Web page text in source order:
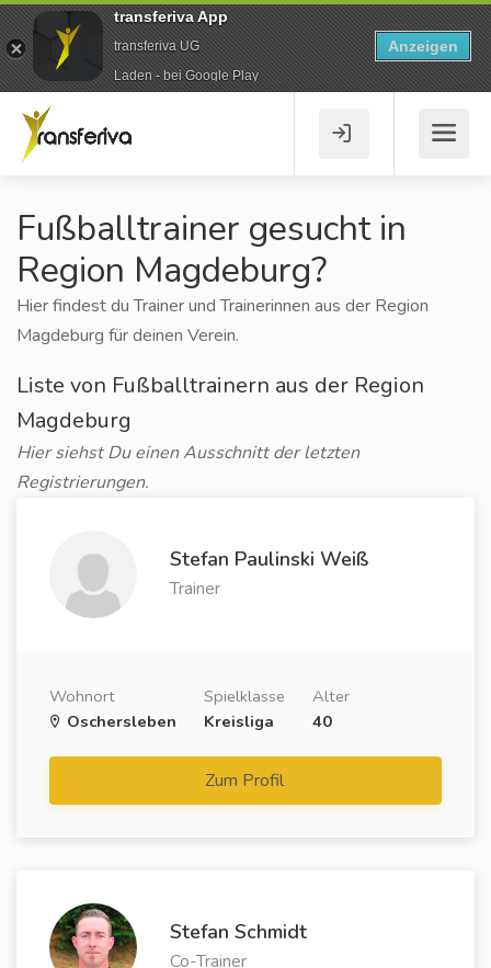
Fußballtrainer gesucht in
Region Magdeburg?
Hier findest du Trainer und Trainerinnen aus der Region
Magdeburg für deinen Verein.
Liste von Fußballtrainern aus der Region
Magdeburg
Hier siehst Du einen Ausschnitt der letzten
Registrierungen.
Stefan Paulinski Weiß
Trainer
Wohnort
Oschersleben
Spielklasse
Kreisliga
Alter
40
Zum Profil
Stefan Schmidt
Co-Trainer
transferiva App
transferiva UG
Laden - bei Google Play
Anzeigen